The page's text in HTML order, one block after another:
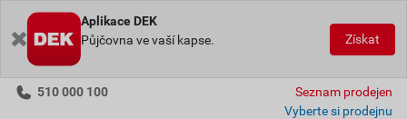
Aplikace DEK
Půjčovna ve vaší kapse.
Získat
510 000 100
Seznam prodejen
Vyberte si prodejnu